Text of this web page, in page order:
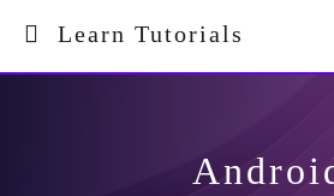
Learn Tutorials